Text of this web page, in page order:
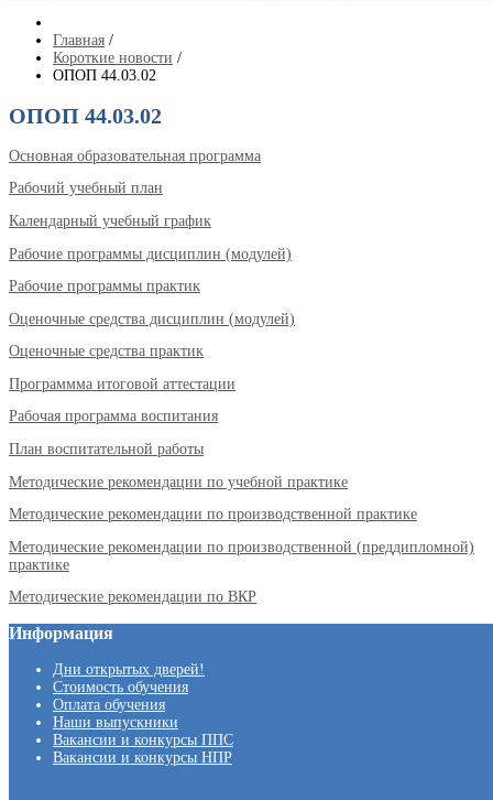
Главная /
Короткие новости /
ОПОП 44.03.02
ОПОП 44.03.02
Основная образовательная программа
Рабочий учебный план
Календарный учебный график
Рабочие программы дисциплин (модулей)
Рабочие программы практик
Оценочные средства дисциплин (модулей)
Оценочные средства практик
Программма итоговой аттестации
Рабочая программа воспитания
План воспитательной работы
Методические рекомендации по учебной практике
Методические рекомендации по производственной практике
Методические рекомендации по производственной (преддипломной)
практике
Методические рекомендации по ВКР
Информация
Дни открытых дверей!
Стоимость обучения
Оплата обучения
Наши выпускники
Вакансии и конкурсы ППС
Вакансии и конкурсы НПР